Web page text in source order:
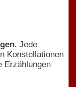
. Jede
Konstellationen
Erzählungen